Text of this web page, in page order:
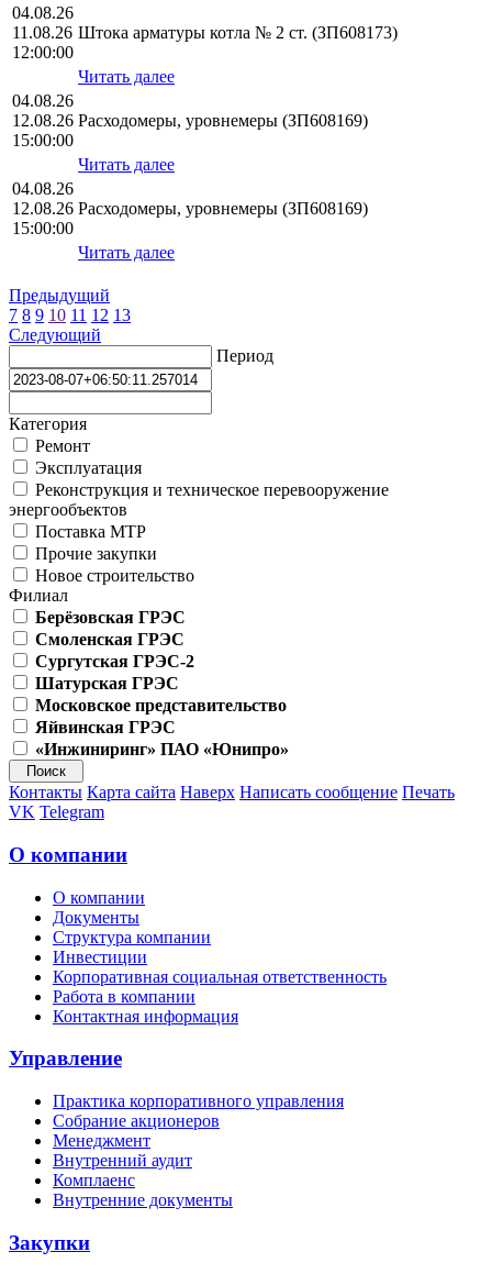
04.08.26
11.08.26
12:00:00
Штока арматуры котла № 2 ст. (ЗП608173)
Читать далее
04.08.26
12.08.26
15:00:00
Расходомеры, уровнемеры (ЗП608169)
Читать далее
04.08.26
12.08.26
15:00:00
Расходомеры, уровнемеры (ЗП608169)
Читать далее
Предыдущий
7 8 9 10 11 12 13
Следующий
Период
Категория
Ремонт
Эксплуатация
Реконструкция и техническое перевооружение
энергообъектов
Поставка МТР
Прочие закупки
Новое строительство
Филиал
Берёзовская ГРЭС
Смоленская ГРЭС
Сургутская ГРЭС-2
Шатурская ГРЭС
Московское представительство
Яйвинская ГРЭС
«Инжиниринг» ПАО «Юнипро»
Контакты Карта сайта Наверх Написать сообщение Печать
VK Telegram
О компании
О компании
Документы
Структура компании
Инвестиции
Корпоративная социальная ответственность
Работа в компании
Контактная информация
Управление
Практика корпоративного управления
Собрание акционеров
Менеджмент
Внутренний аудит
Комплаенс
Внутренние документы
Закупки